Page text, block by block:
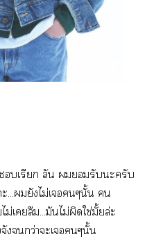
เรียก ลัน รับะครับ
...ยังไม่เๆนั้น คน
เลืม...มันไม่ผิดใช่มั้ยล่ะ
งกว่าะเๆนั้น